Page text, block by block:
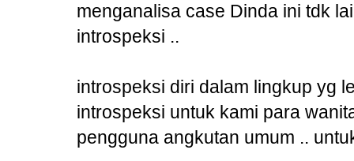
menganalisa case Dinda ini tdk
introspeksi ..
introspeksi diri dalam lingkup yg
introspeksi untuk kami para
pengguna angkutan umum ..